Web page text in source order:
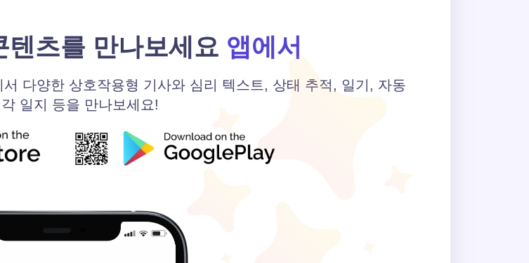
텐츠를 만나보세요 앱에서
다양한 상호작용형 기사와 심리 텍스트, 상태 추적, 일기, 자동
일지 등을 만나보세요!